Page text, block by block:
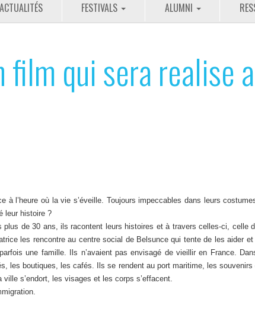
ACTUALITÉS FESTIVALS ALUMNI
film qui sera realise
à l’heure où la vie s’éveille. Toujours impeccables dans leurs
leur histoire ?
de 30 ans, ils racontent leurs histoires et à travers celles-ci, celle
les rencontre au centre social de Belsunce qui tente de les aider
une famille. Ils n’avaient pas envisagé de vieillir en France.
les boutiques, les cafés. Ils se rendent au port maritime, les
s’endort, les visages et les corps s’effacent.